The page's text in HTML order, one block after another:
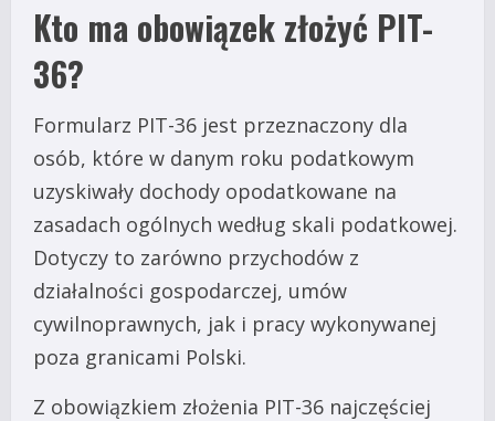
Kto ma obowiązek złożyć PIT-
36?
Formularz PIT-36 jest przeznaczony dla
osób, które w danym roku podatkowym
uzyskiwały dochody opodatkowane na
zasadach ogólnych według skali podatkowej.
Dotyczy to zarówno przychodów z
działalności gospodarczej, umów
cywilnoprawnych, jak i pracy wykonywanej
poza granicami Polski.
Z obowiązkiem złożenia PIT-36 najczęściej